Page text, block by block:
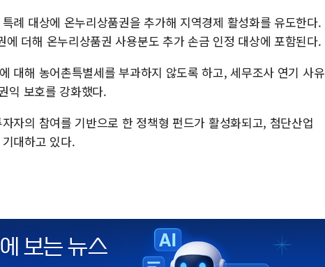
례 대상에 온누리상품권을 추가해 지역경제 활성화를 유도한다.
에 더해 온누리상품권 사용분도 추가 손금 인정 대상에 포함된다.
대해 농어촌특별세를 부과하지 않도록 하고, 세무조사 연기 사유
익 보호를 강화했다.
자의 참여를 기반으로 한 정책형 펀드가 활성화되고, 첨단산업
대하고 있다.